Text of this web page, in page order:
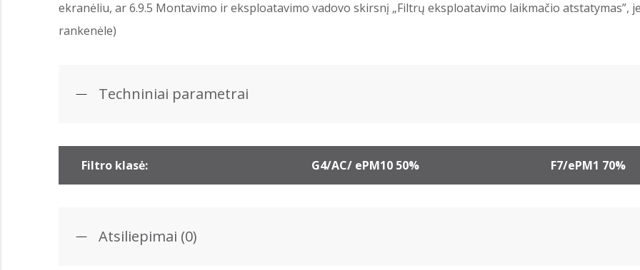
ekranėliu, ar 6.9.5 Montavimo ir eksploatavimo vadovo skirsnį „Filtrų eksploatavimo laikmačio atstatymas”,
rankenėle)
Techniniai parametrai
Filtro klasė: G4/AC/ ePM10 50% F7/ePM1 70%
Atsiliepimai (0)